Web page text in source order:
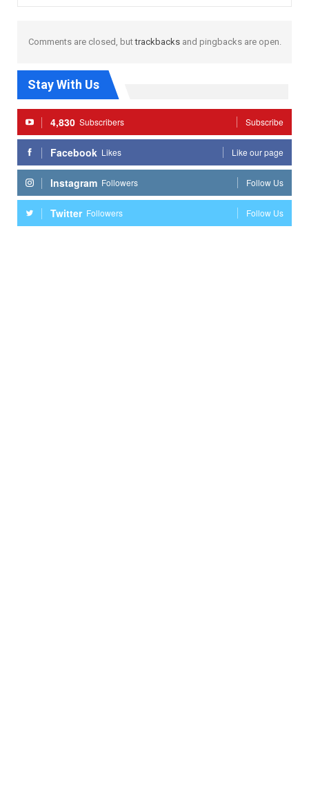
Comments are closed, buttrackbacksand pingbacks are open.
Stay With Us
4,830 Subscribers Subscribe
Facebook Likes Like our page
Instagram Followers Follow Us
Twitter Followers Follow Us